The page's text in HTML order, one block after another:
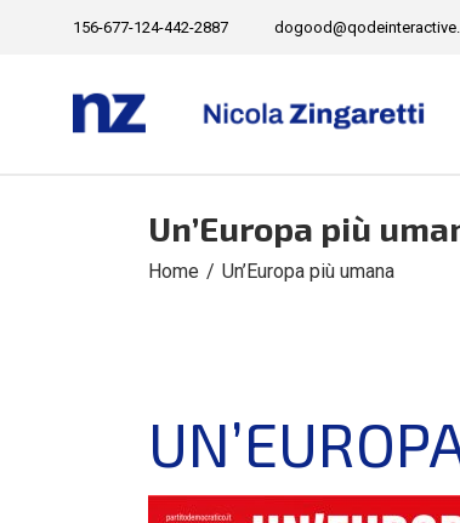
156-677-124-442-2887
Un’Europa più
Home Un’Europa più umana